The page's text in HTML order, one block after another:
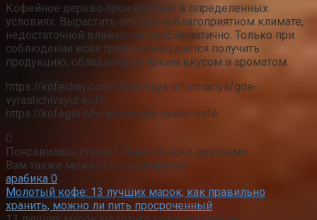
Кофейное дерево произрастает в определенных
условиях. Вырастить его при неблагоприятном климате,
недостаточной влажности проблематично. Только при
соблюдении всех требований удается получить
продукцию, обладающую ярким вкусом и ароматом.
https://kofechay.com/obshchaya-informaciya/gde-
vyrashchivayut-kofe
https://kofegid.info/about/gde-rastet-kofe
0
Понравилась статья? Поделиться с друзьями:
Вам также может быть интересно
арабика 0
Молотый кофе: 13 лучших марок, как правильно
хранить, можно ли пить просроченный